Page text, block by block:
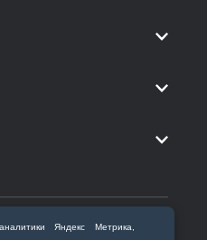
Яндекс Метрика,